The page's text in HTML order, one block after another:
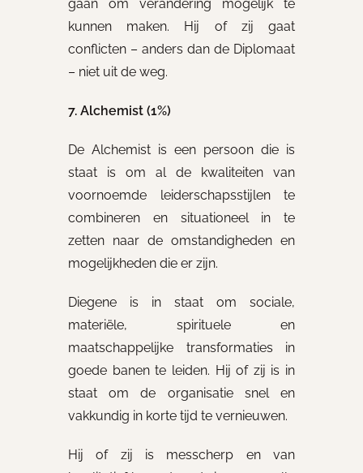
gaan om verandering mogelijk te
kunnen maken. Hij of zij gaat
conflicten – anders dan de Diplomaat
– niet uit de weg.
7. Alchemist (1%)
De Alchemist is een persoon die is
staat is om al de kwaliteiten van
voornoemde leiderschapsstijlen te
combineren en situationeel in te
zetten naar de omstandigheden en
mogelijkheden die er zijn.
Diegene is in staat om sociale,
materiële, spirituele en
maatschappelijke transformaties in
goede banen te leiden. Hij of zij is in
staat om de organisatie snel en
vakkundig in korte tijd te vernieuwen.
Hij of zij is messcherp en van